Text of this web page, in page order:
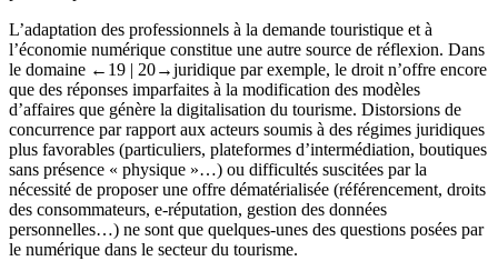
L’adaptation des professionnels à la demande touristique et à
l’économie numérique constitue une autre source de réflexion. Dans
le domaine ←19 | 20→juridique par exemple, le droit n’offre encore
que des réponses imparfaites à la modification des modèles
d’affaires que génère la digitalisation du tourisme. Distorsions de
concurrence par rapport aux acteurs soumis à des régimes juridiques
plus favorables (particuliers, plateformes d’intermédiation, boutiques
sans présence « physique »…) ou difficultés suscitées par la
nécessité de proposer une offre dématérialisée (référencement, droits
des consommateurs, e-réputation, gestion des données
personnelles…) ne sont que quelques-unes des questions posées par
le numérique dans le secteur du tourisme.